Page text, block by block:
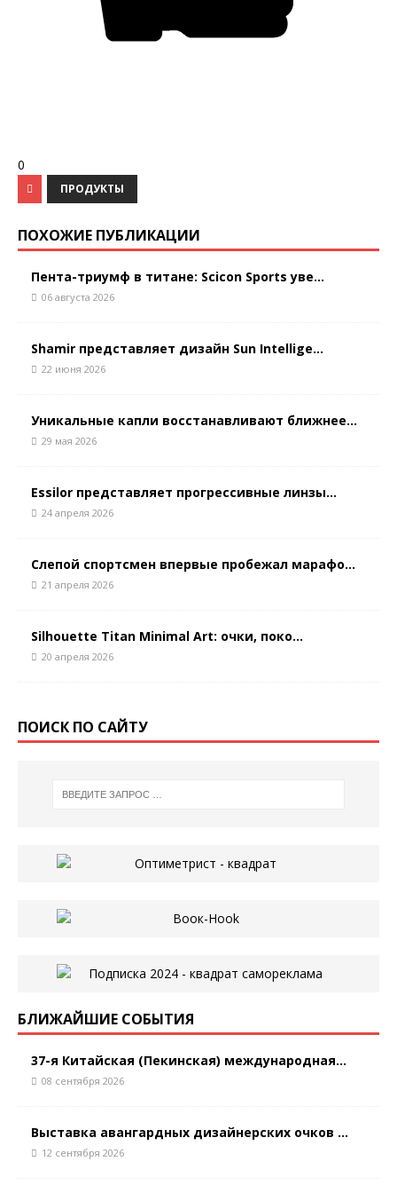
0
ПРОДУКТЫ
ПОХОЖИЕ ПУБЛИКАЦИИ
Пента-триумф в титане: Scicon Sports уве...
06 августа 2026
Shamir представляет дизайн Sun Intellige...
22 июня 2026
Уникальные капли восстанавливают ближнее...
29 мая 2026
Essilor представляет прогрессивные линзы...
24 апреля 2026
Слепой спортсмен впервые пробежал марафо...
21 апреля 2026
Silhouette Titan Minimal Art: очки, поко...
20 апреля 2026
ПОИСК ПО САЙТУ
БЛИЖАЙШИЕ СОБЫТИЯ
37-я Китайская (Пекинская) международная...
08 сентября 2026
Выставка авангардных дизайнерских очков ...
12 сентября 2026